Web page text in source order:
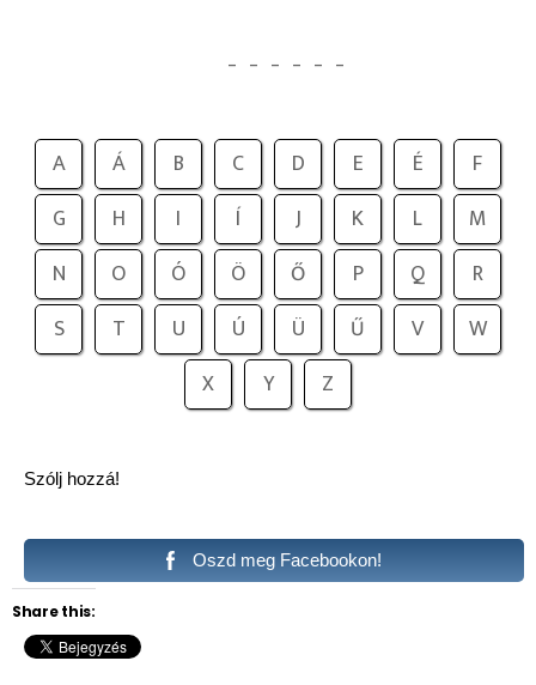
A Á B C D E É
F
G
H I Í J K L
M
N
O Ó Ö Ő P Q
R
S
T U Ú Ü Ű V
W
X
Y Z
Szólj hozzá!
Oszd meg Facebookon!
Share this: